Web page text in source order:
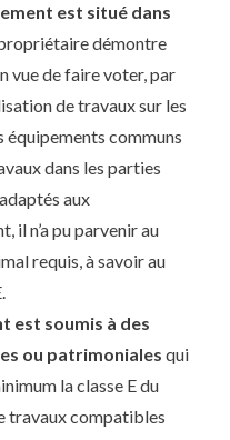
est situé dans
démontre
vue de faire voter, par
de travaux sur les
équipements communs
dans les parties
aux
il n’a pu parvenir au
requis, à savoir au
est soumis à des
ou patrimoniales qui
la classe E du
travaux compatibles